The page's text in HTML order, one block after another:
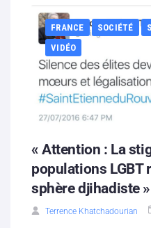
Boutique
Partenaires
Contacts
FRANCE SOCIÉTÉ
VIDÉO
« Attention : La
populations LGBT
sphère djihadiste »
Terrence Khatchadourian